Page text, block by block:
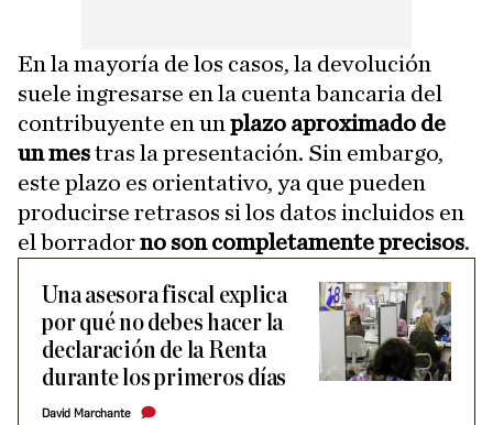
En la mayoría de los casos, la devolución
suele ingresarse en la cuenta bancaria del
contribuyente en un plazo aproximado de
un mestras la presentación. Sin embargo,
este plazo es orientativo, ya que pueden
producirse retrasos si los datos incluidos en
el borradorno son completamente precisos.
Una asesora fiscal explica
por qué no debes hacer la
declaración de la Renta
durante los primeros días
David Marchante